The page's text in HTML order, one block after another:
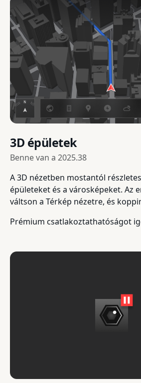
3D épületek
Benne van a 2025.38
A 3D nézetben mostantól
épületeket és a városképeket. Az
váltson a Térkép nézetre, és
Prémium csatlakoztathatóságot